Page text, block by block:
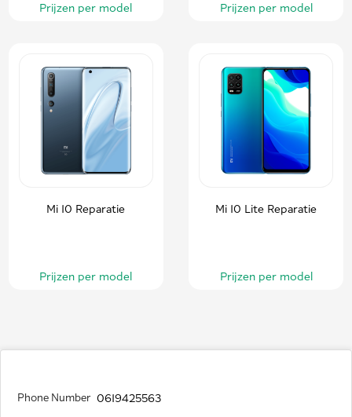
Prijzen per model Prijzen per model
Mi 10 Reparatie
Prijzen per model
Mi 10 Lite Reparatie
Prijzen per model
Phone Number 0619425563